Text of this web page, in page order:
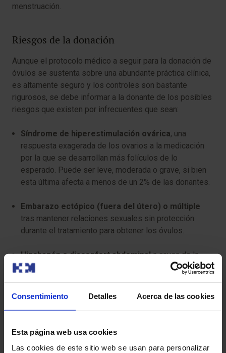
Consentimiento Detalles Acerca de las cookies
Esta página web usa cookies
Las cookies de este sitio web se usan para personalizar
menstruación.
Riesgos de la donación
Aunque el protocolo médico a seguir para la donación de
óvulos se sustenta sobre una abundante práctica clínica,
es altamente seguro y los controles son bastante
rigurosos, se debe informar a la donante de los posibles
riesgos que existen por infrecuentes que sean:
Síndrome de hiperestimulación ovárica, una
respuesta exagerada de los ovarios a la medicación
por la que se desarrollan más folículos de lo
esperado. Puede ser leve, moderada o grave, si bien
esta última afecta a menos de un 2% de las donantes.
Embarazo ectópico (fuera del útero) o múltiple
tras mantener relaciones sexuales sin protección
durante el tratamiento para obtener los óvulos.
Hinchazón o disconfort abdominala causa de la
estimulación y punción ovárica.
Posibilidad de infección y/o sangrado
tras la
Riesgos habituales
asociados a la anestesia